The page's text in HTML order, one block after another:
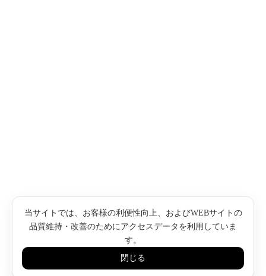
当サイトでは、お客様の利便性向上、およびWEBサイトの
品質維持・改善のためにアクセスデータを利用していま
す。
閉じる